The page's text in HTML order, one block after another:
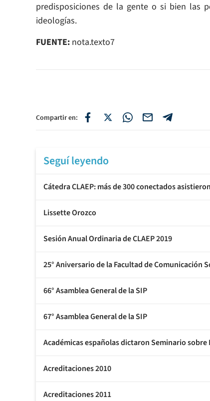
predisposiciones de la gente o si bien las
ideologías.
FUENTE: nota.texto7
Compartir en:
Seguí leyendo
Cátedra CLAEP: más de 300 conectados
Lissette Orozco
Sesión Anual Ordinaria de CLAEP 2019
25° Aniversario de la Facultad de Comunicación
66° Asamblea General de la SIP
67° Asamblea General de la SIP
Académicas españolas dictaron Seminario sobre
Acreditaciones 2010
Acreditaciones 2011